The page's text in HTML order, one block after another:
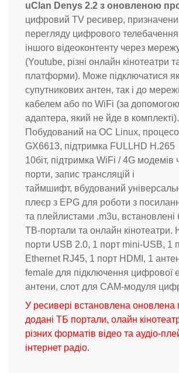
uClan Denys 2.2 з оновленою
цифровий TV ресивер,
перегляду цифрового
іншого відеоконтенту через
(Youtube, різні онлайн кінотеатри
платформи). Може підключатися
супутникових антен, так і до
кабелем або по WiFi (за
адаптера, який не йде в комплекті).
Побудований на ОС Linux,
GX6613, підтримка FULLHD H.265
10біт, підтримка WiFi / 4G модемів
порти, запис трансляцій і
таймшифт, вбудований
плеєр з EPG для роботи з
та плейлистами .m3u, встановлені
ТВ-портали та онлайн кінотеатри.
порти USB 2.0, 1 порт mini-USB, 1
Ethernet RJ45, 1 порт HDMI, 1
female для підключення цифрової
антени, слот для CAM-модуля
У ресивері встановлена ​​оновлена
додані ТБ портали, олайн
різних форматів відео та аудіо-
інтернет радіо.